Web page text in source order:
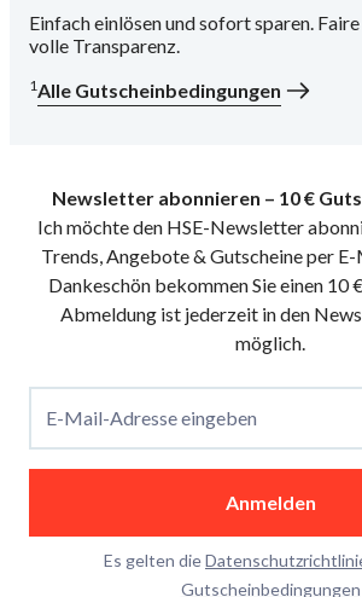
Einfach einlösen und sofort sparen.
volle Transparenz.
1Alle Gutscheinbedingungen
Newsletter abonnieren – 10 €
Ich möchte den HSE-Newsletter
Trends, Angebote & Gutscheine per
Dankeschön bekommen Sie einen 10
Abmeldung ist jederzeit in den
möglich.
E-Mail-Adresse eingeben
Anmelden
Es gelten die
Gutscheinbedingungen